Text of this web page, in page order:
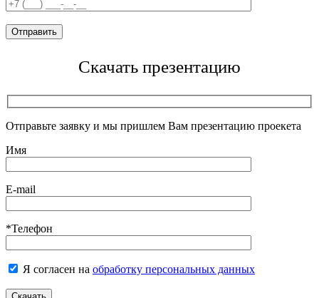
Скачать презентацию
Отправьте заявку и мы пришлем Вам презентацию проекета
Имя
E-mail
*Телефон
Я согласен на обработку персональных данных